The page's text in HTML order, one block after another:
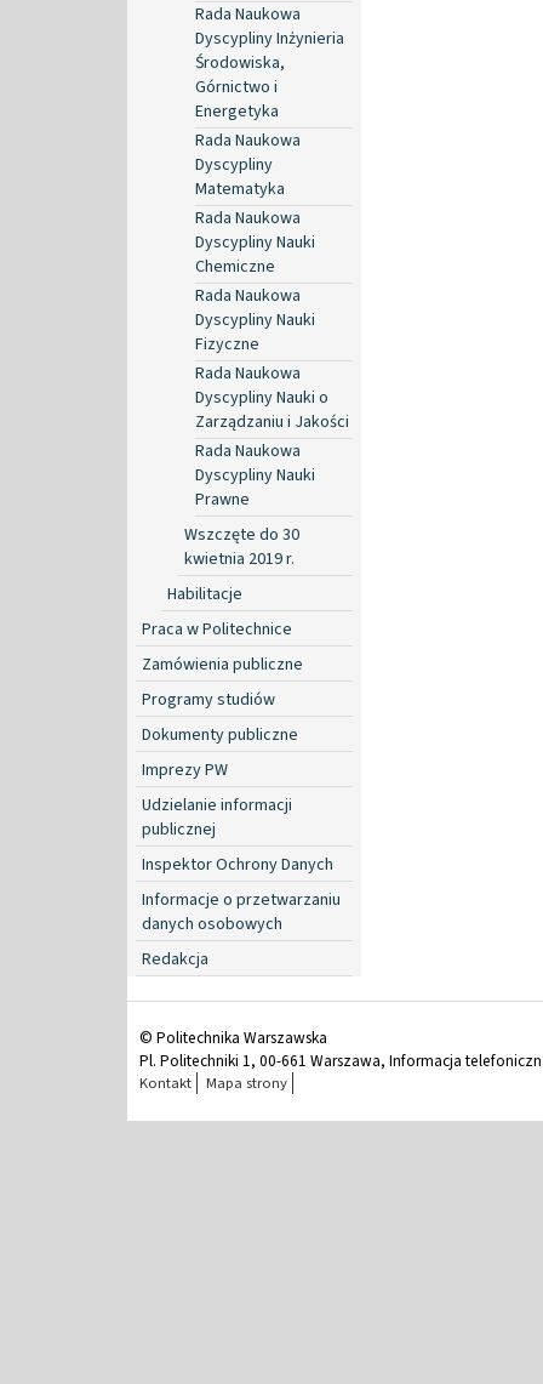
Rada Naukowa
Dyscypliny Inżynieria
Środowiska,
Górnictwo i
Energetyka
Rada Naukowa
Dyscypliny
Matematyka
Rada Naukowa
Dyscypliny Nauki
Chemiczne
Rada Naukowa
Dyscypliny Nauki
Fizyczne
Rada Naukowa
Dyscypliny Nauki o
Zarządzaniu i Jakości
Rada Naukowa
Dyscypliny Nauki
Prawne
Wszczęte do 30
kwietnia 2019 r.
Habilitacje
Praca w Politechnice
Zamówienia publiczne
Programy studiów
Dokumenty publiczne
Imprezy PW
Udzielanie informacji
publicznej
Inspektor Ochrony Danych
Informacje o przetwarzaniu
danych osobowych
Redakcja
© Politechnika Warszawska
Pl. Politechniki 1, 00-661 Warszawa, Informacja
Kontakt Mapa strony